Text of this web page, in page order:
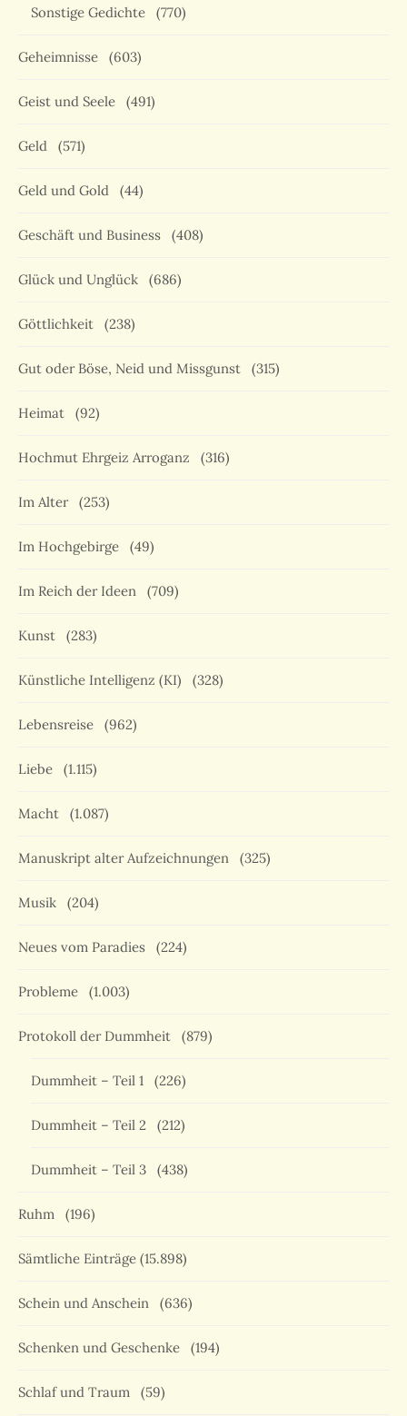
Sonstige Gedichte (770)
Geheimnisse (603)
Geist und Seele (491)
Geld (571)
Geld und Gold (44)
Geschäft und Business (408)
Glück und Unglück (686)
Göttlichkeit (238)
Gut oder Böse, Neid und Missgunst (315)
Heimat (92)
Hochmut Ehrgeiz Arroganz (316)
Im Alter (253)
Im Hochgebirge (49)
Im Reich der Ideen (709)
Kunst (283)
Künstliche Intelligenz (KI) (328)
Lebensreise (962)
Liebe (1.115)
Macht (1.087)
Manuskript alter Aufzeichnungen (325)
Musik (204)
Neues vom Paradies (224)
Probleme (1.003)
Protokoll der Dummheit (879)
Dummheit – Teil 1 (226)
Dummheit – Teil 2 (212)
Dummheit – Teil 3 (438)
Ruhm (196)
Sämtliche Einträge (15.898)
Schein und Anschein (636)
Schenken und Geschenke (194)
Schlaf und Traum (59)